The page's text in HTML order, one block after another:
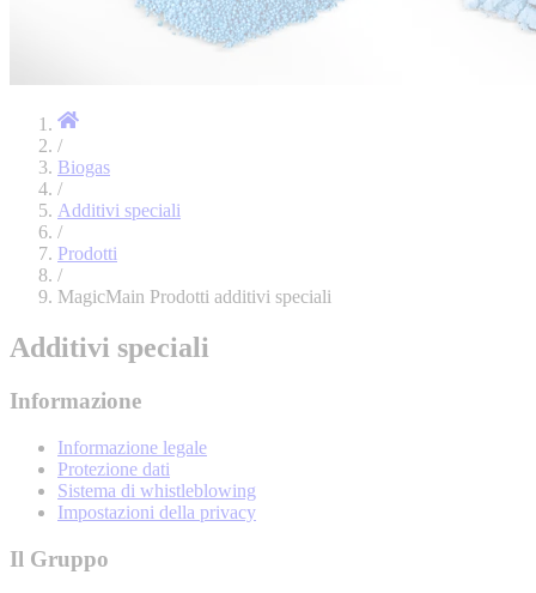
/
Biogas
/
Additivi speciali
/
Prodotti
/
MagicMain Prodotti additivi speciali
Additivi speciali
Informazione
Informazione legale
Protezione dati
Sistema di whistleblowing
Impostazioni della privacy
Il Gruppo